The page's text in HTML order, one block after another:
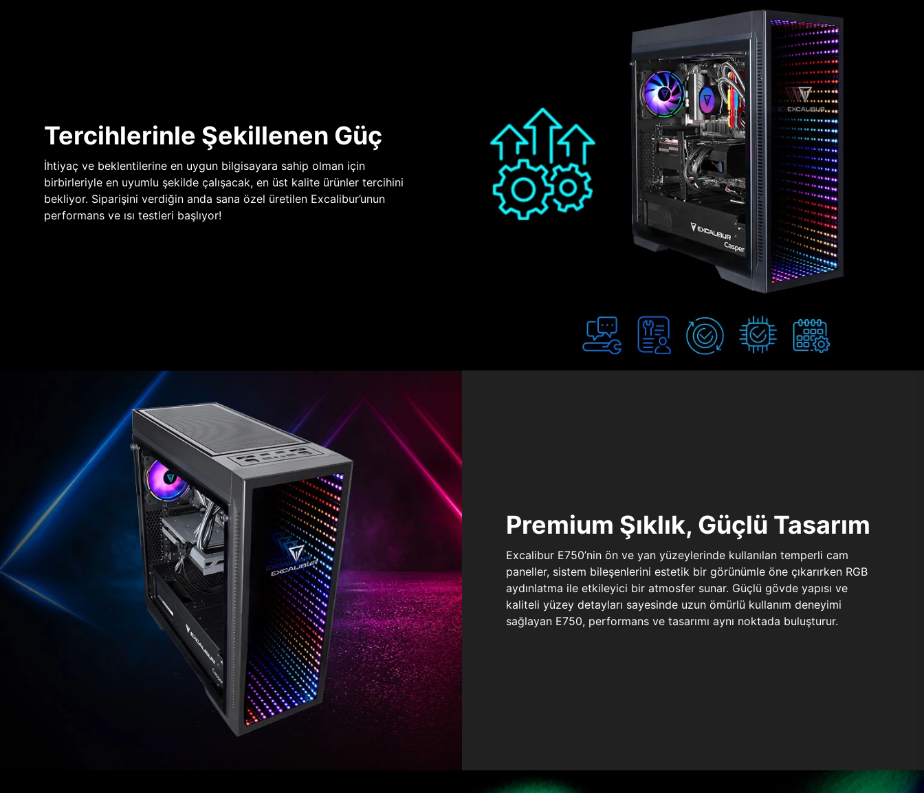
Tercihlerinle Şekillenen Güç
İhtiyaç ve beklentilerine en uygun bilgisayara sahip olman için
birbirleriyle en uyumlu şekilde çalışacak, en üst kalite ürünler tercihini
bekliyor. Siparişini verdiğin anda sana özel üretilen Excalibur’unun
performans ve ısı testleri başlıyor!
Premium Şıklık, Güçlü Tasarım
Excalibur E750’nin ön ve yan yüzeylerinde kullanılan temperli cam
paneller, sistem bileşenlerini estetik bir görünümle öne çıkarırken RGB
aydınlatma ile etkileyici bir atmosfer sunar. Güçlü gövde yapısı ve
kaliteli yüzey detayları sayesinde uzun ömürlü kullanım deneyimi
sağlayan E750, performans ve tasarımı aynı noktada buluşturur.